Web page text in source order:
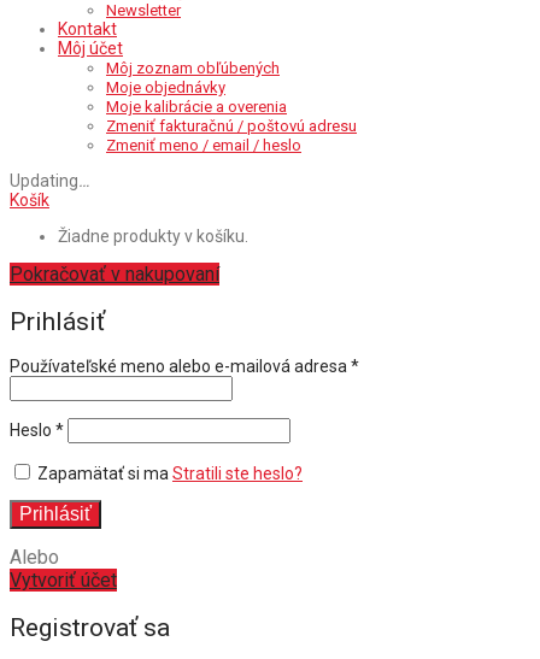
Newsletter
Kontakt
Môj účet
Môj zoznam obľúbených
Moje objednávky
Moje kalibrácie a overenia
Zmeniť fakturačnú / poštovú adresu
Zmeniť meno / email / heslo
Updating…
Košík
Žiadne produkty v košíku.
Pokračovať v nakupovaní
Prihlásiť
Používateľské meno alebo e-mailová adresa *Povinné
Heslo *Povinné
Zapamätať si ma Stratili ste heslo?
Prihlásiť
Alebo
Vytvoriť účet
Registrovať sa